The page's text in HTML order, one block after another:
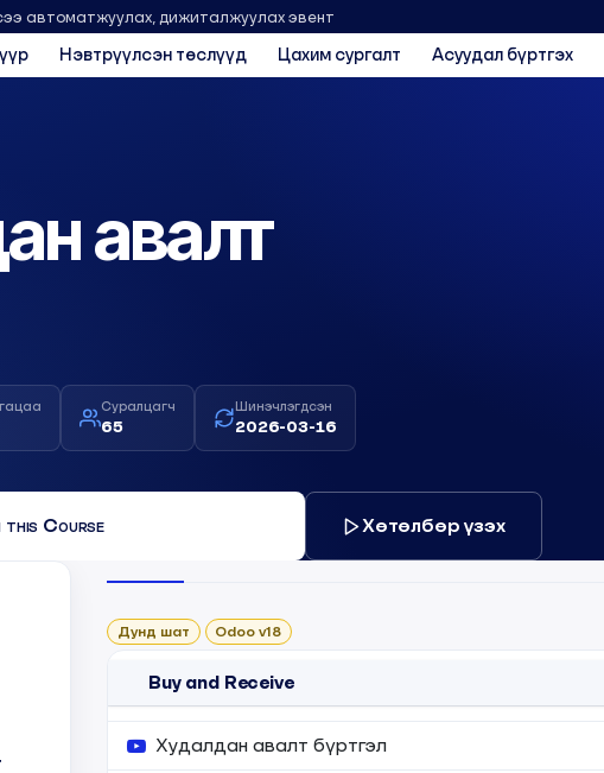
автоматжуулах, дижиталжуулах эвент
Нэвтрүүлсэн төслүүд Цахим сургалт Асуудал бүртгэх
авалт
Суралцагч
65
Шинэчлэгдсэн
2026-03-16
this Course Хөтөлбөр үзэх
Дунд шат Odoo v18
Buy and Receive
Худалдан авалт бүртгэл